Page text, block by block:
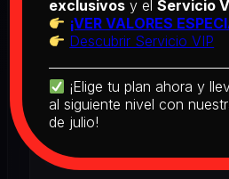
Latino
2026
The Real McCoy
2026
exclusivos y el Servicio
¡VER VALORES
Descubrir Servicio VIP
¡Elige tu plan ahora y
al siguiente nivel con
de julio!